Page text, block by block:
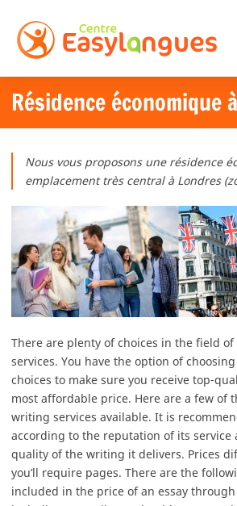
Résidence économique
Nous vous proposons une résidence
emplacement très central à Londres
There are plenty of choices in the field
services. You have the option of
choices to make sure you receive top-
most affordable price. Here are a few of
writing services available. It is
according to the reputation of its service
quality of the writing it delivers. Prices
you’ll require pages. There are the
included in the price of an essay